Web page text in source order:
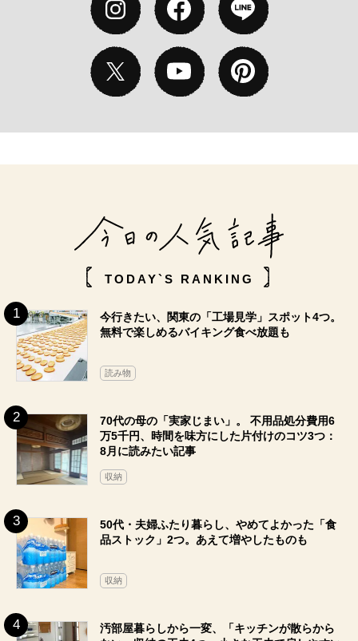
TODAY`S RANKING
今行きたい、関東の「工場見学」スポット4つ。
無料で楽しめるバイキング食べ放題も
読み物
70代の母の「実家じまい」。 不用品処分費用6
万5千円、時間を味方にした片付けのコツ3つ：
8月に読みたい記事
収納
50代・夫婦ふたり暮らし、やめてよかった「食
品ストック」2つ。あえて増やしたものも
収納
汚部屋暮らしから一変、「キッチンが散らから